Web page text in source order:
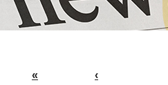
«
‹